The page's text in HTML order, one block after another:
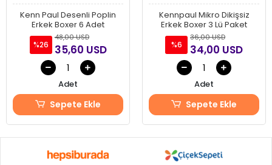
Kenn Paul Desenli Poplin
Erkek Boxer 6 Adet
%26
48,00 USD
35,60 USD
Adet
Sepete Ekle
Kennpaul Mikro Dikişsiz
Erkek Boxer 3 Lü Paket
%6
36,00 USD
34,00 USD
Adet
Sepete Ekle